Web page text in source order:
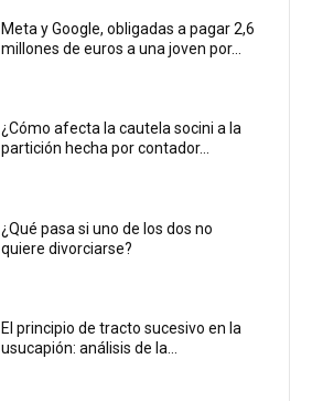
Meta y Google, obligadas a pagar 2,6
millones de euros a una joven por...
¿Cómo afecta la cautela socini a la
partición hecha por contador...
¿Qué pasa si uno de los dos no
quiere divorciarse?
El principio de tracto sucesivo en la
usucapión: análisis de la...